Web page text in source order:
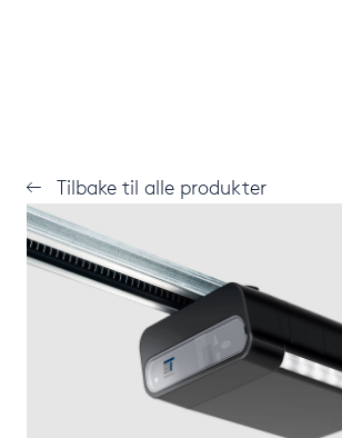
Tilbake til alle produkter